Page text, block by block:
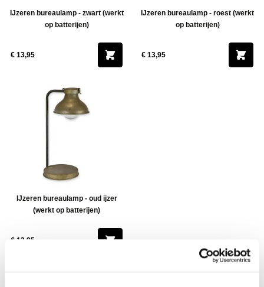
IJzeren bureaulamp - zwart (werkt
op batterijen)
€ 13,95
IJzeren bureaulamp - roest (werkt
op batterijen)
€ 13,95
IJzeren bureaulamp - oud ijzer
(werkt op batterijen)
€ 13,95